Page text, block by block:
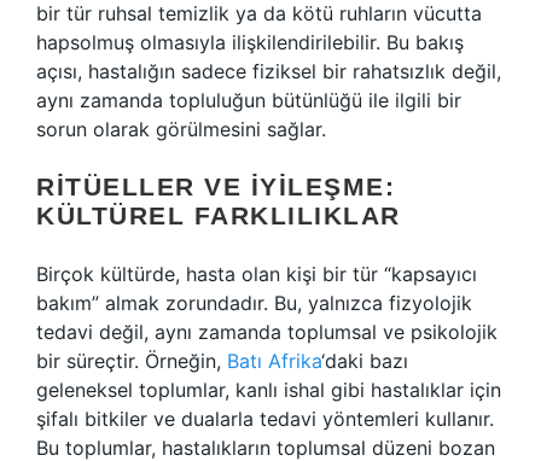
bir tür ruhsal temizlik ya da kötü ruhların vücutta
hapsolmuş olmasıyla ilişkilendirilebilir. Bu bakış
açısı, hastalığın sadece fiziksel bir rahatsızlık değil,
aynı zamanda topluluğun bütünlüğü ile ilgili bir
sorun olarak görülmesini sağlar.
RITÜELLER VE İYILEŞME:
KÜLTÜREL FARKLILIKLAR
Birçok kültürde, hasta olan kişi bir tür “kapsayıcı
bakım” almak zorundadır. Bu, yalnızca fizyolojik
tedavi değil, aynı zamanda toplumsal ve psikolojik
bir süreçtir. Örneğin, Batı Afrika‘daki bazı
geleneksel toplumlar, kanlı ishal gibi hastalıklar için
şifalı bitkiler ve dualarla tedavi yöntemleri kullanır.
Bu toplumlar, hastalıkların toplumsal düzeni bozan